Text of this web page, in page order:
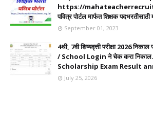
https://
पवित्र पोर्टल मार्फत शिक्षक पदभरतीसाठी
September 01, 2023
4थी, 7वी शिष्यवृत्ती परीक्षा 2026
/ School Login ने चेक करा
Scholarship Exam Result
July 25, 2026